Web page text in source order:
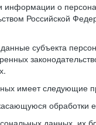
информации о
Российской
субъекта
имеет следующие
обработки
данных, их